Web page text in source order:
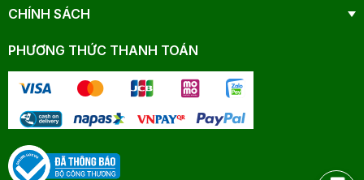
CHÍNH SÁCH
PHƯƠNG THỨC THANH TOÁN